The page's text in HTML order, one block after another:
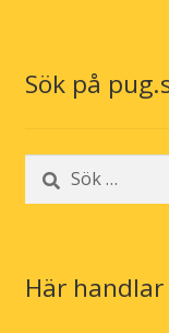
Sök på
Sök
efter:
Här